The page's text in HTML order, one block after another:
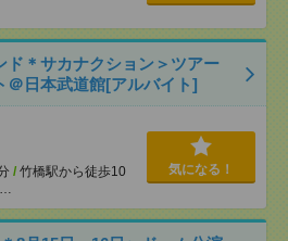
ド＊サカナクション＞ツアー
＠日本武道館[アルバイト]
/ 竹橋駅から徒歩10
…
気になる！